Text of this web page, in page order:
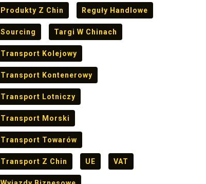
Produkty Z Chin Reguły Handlowe
Sourcing Targi W Chinach
Transport Kolejowy
Transport Kontenerowy
Transport Lotniczy
Transport Morski
Transport Towarów
Transport Z Chin UE VAT